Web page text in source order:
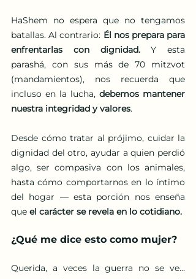
HaShem no espera que no tengamos
batallas. Al contrario: Él nos prepara para
enfrentarlas con dignidad. Y esta
parashá, con sus más de 70 mitzvot
(mandamientos), nos recuerda que
incluso en la lucha, debemos mantener
nuestra integridad y valores.
Desde cómo tratar al prójimo, cuidar la
dignidad del otro, ayudar a quien perdió
algo, ser compasiva con los animales,
hasta cómo comportarnos en lo íntimo
del hogar — esta porción nos enseña
que el carácter se revela en lo cotidiano.
¿Qué me dice esto como mujer?
Querida, a veces la guerra no se ve…